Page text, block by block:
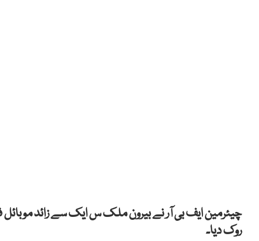
چیئرمین ایف بی آر نے بیرون ملک س ایک سے زائد موبائل
روک دیا۔